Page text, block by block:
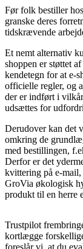
Før folk bestiller
granske deres
tidskrævende
Et nemt alternativ
shoppen er støttet
kendetegn for at e-
officielle regler, og
der er indført i
udsættes for
Derudover kan det
omkring de
med bestillingen,
Derfor er det
kvittering på e-mail,
GroVia økologisk
produkt til en herre
Trustpilot
kortlægge
foreslår vi, at du